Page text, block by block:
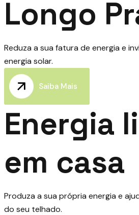
Longo
Reduza a sua fatura de energia e
energia solar.
Saiba Mais
Energia
em casa
Produza a sua própria energia e
do seu telhado.